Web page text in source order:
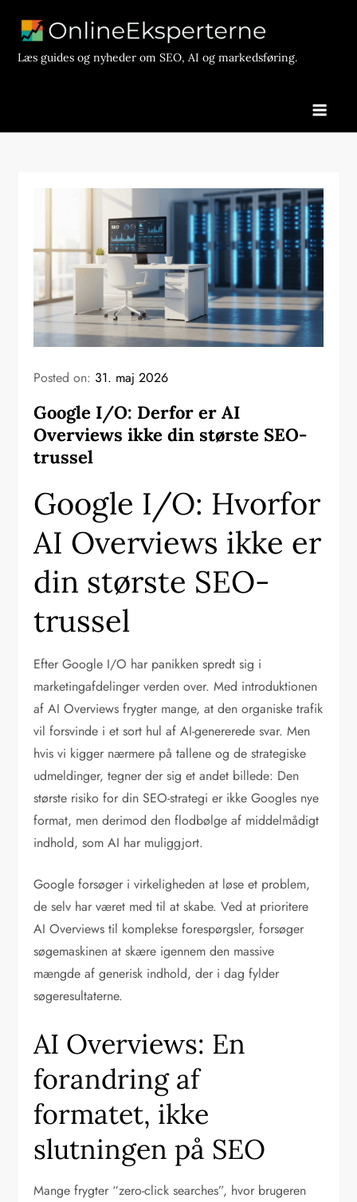
contentLæs guides og nyheder om SEO, AI og markedsføring.
Posted on: 31. maj 2026
Google I/O: Derfor er AI
Overviews ikke din største SEO-
trussel
Google I/O: Hvorfor
AI Overviews ikke er
din største SEO-
trussel
Efter Google I/O har panikken spredt sig i
marketingafdelinger verden over. Med introduktionen
af AI Overviews frygter mange, at den organiske trafik
vil forsvinde i et sort hul af AI-genererede svar. Men
hvis vi kigger nærmere på tallene og de strategiske
udmeldinger, tegner der sig et andet billede: Den
største risiko for din SEO-strategi er ikke Googles nye
format, men derimod den flodbølge af middelmådigt
indhold, som AI har muliggjort.
Google forsøger i virkeligheden at løse et problem,
de selv har været med til at skabe. Ved at prioritere
AI Overviews til komplekse forespørgsler, forsøger
søgemaskinen at skære igennem den massive
mængde af generisk indhold, der i dag fylder
søgeresultaterne.
AI Overviews: En
forandring af
formatet, ikke
slutningen på SEO
Mange frygter “zero-click searches”, hvor brugeren